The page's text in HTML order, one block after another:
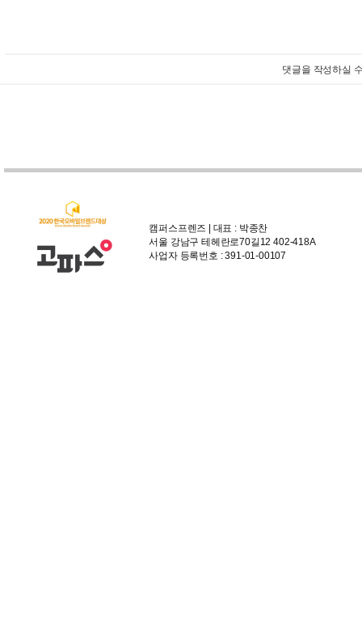
댓글을 작성하실
캠퍼스프렌즈 | 대표 : 박종찬
서울 강남구 테헤란로70길12 402-418A
사업자 등록번호 : 391-01-00107